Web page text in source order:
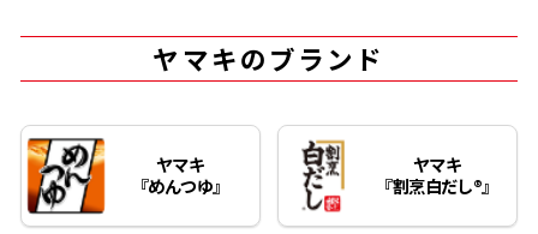
ヤマキのブランド
ヤマキ
『めんつゆ』
ヤマキ
『割烹白だし®』